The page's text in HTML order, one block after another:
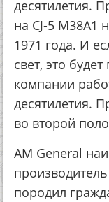
десятилетия.
на CJ-5 M38A1
1971 года. И
свет, это
компании
десятилетия.
во второй
AM General
породил